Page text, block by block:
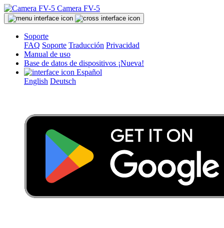
Camera FV-5
Soporte
FAQ Soporte Traducción Privacidad
Manual de uso
Base de datos de dispositivos ¡Nueva!
Español
English Deutsch